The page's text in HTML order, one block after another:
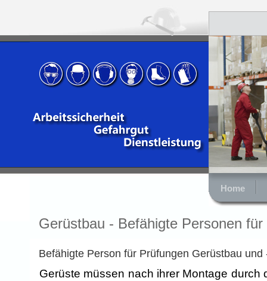
Home
Gerüstbau - Befähigte Personen
Befähigte Person für Prüfungen Gerüstbau und
Gerüste müssen nach ihrer Montage durch